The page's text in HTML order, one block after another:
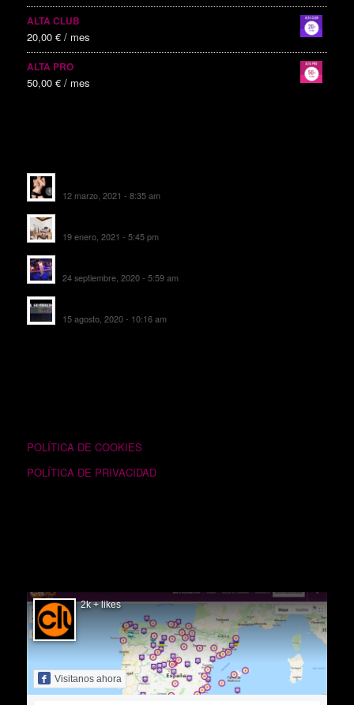
ALTA CLUB
20,00 € / mes
ALTA PRO
50,00 € / mes
12 marzo, 2021 - 8:35 am
19 enero, 2021 - 5:45 pm
24 septiembre, 2020 - 5:59 am
15 agosto, 2020 - 10:16 am
POLÍTICA DE COOKIES
POLÍTICA DE PRIVACIDAD
2k + likes
Visitanos ahora